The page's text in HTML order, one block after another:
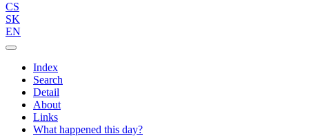
CS
SK
EN
Index
Search
Detail
About
Links
What happened this day?